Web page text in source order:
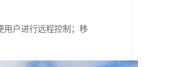
用户进行远程控制；移